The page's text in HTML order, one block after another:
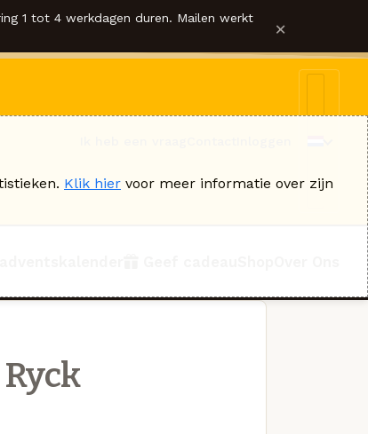
1 tot 4 werkdagen duren. Mailen werkt ×
Klik hier voor meer informatie over zijn